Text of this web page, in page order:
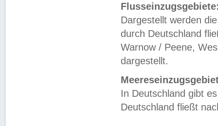
Dargestellt werden
durch Deutschland
Warnow / Peene,
dargestellt.
In Deutschland gibt
Deutschland fließt